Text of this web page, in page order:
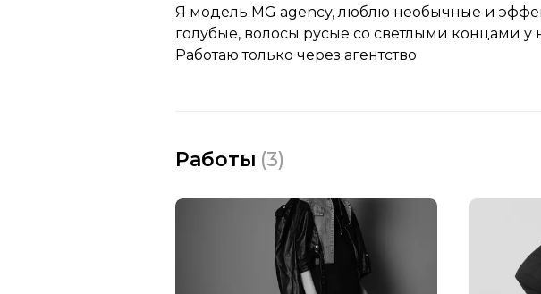
Я модель MG agency, люблю необычные и
голубые, волосы русые со светлыми концами у
Работаю только через агентство
Работы (3)